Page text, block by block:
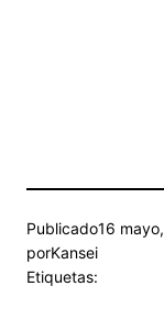
Publicado16
porKansei
Etiquetas: